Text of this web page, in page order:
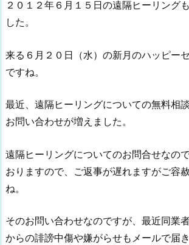
２０１２年６月１５日の遠隔ヒーリング
した。
来る６月２０日（水）の新月のハッピー
ですね。
最近、遠隔ヒーリングについての無料相
お問い合わせが増えました。
遠隔ヒーリングについてのお問合せなの
おりますので、ご返事が遅れますがご容
ね。
そのお問い合わせなのですが、最近同業
からの誹謗中傷や嫌がらせもメールで届き